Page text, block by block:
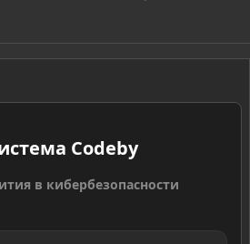
Codeby
в кибербезопасности